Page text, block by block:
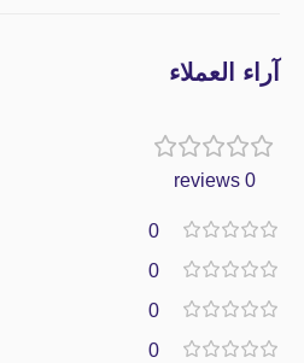
آراء العملاء
0 reviews
0
0
0
0